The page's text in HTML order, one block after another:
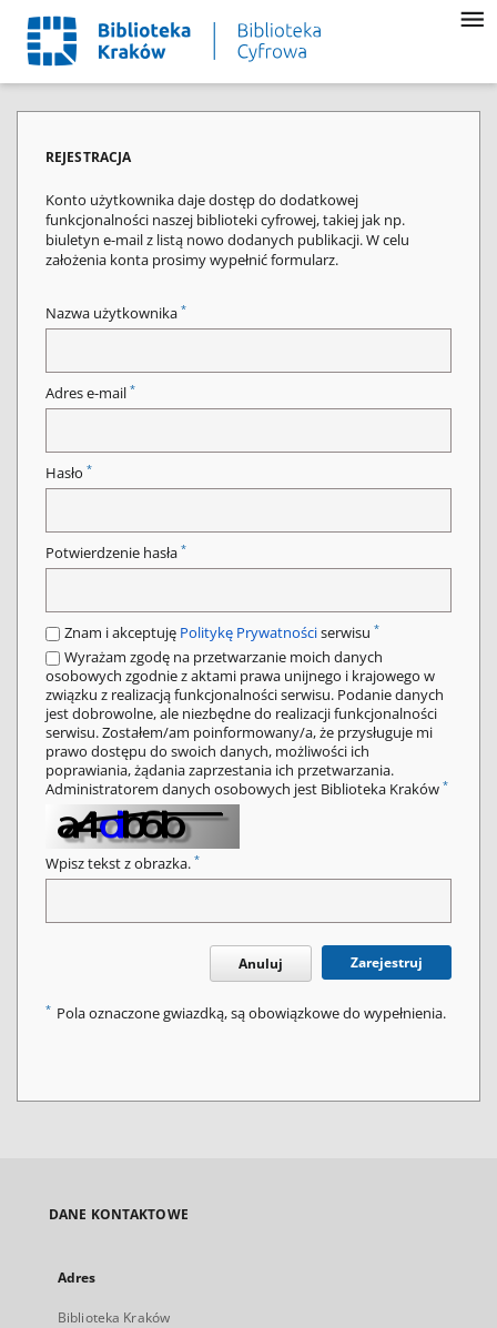
REJESTRACJA
Konto użytkownika daje dostęp do dodatkowej
funkcjonalności naszej biblioteki cyfrowej, takiej jak np.
biuletyn e-mail z listą nowo dodanych publikacji. W celu
założenia konta prosimy wypełnić formularz.
Nazwa użytkownika *
Adres e-mail *
Hasło *
Potwierdzenie hasła *
Znam i akceptuję Politykę Prywatnościserwisu *
Wyrażam zgodę na przetwarzanie moich danych
osobowych zgodnie z aktami prawa unijnego i krajowego w
związku z realizacją funkcjonalności serwisu. Podanie danych
jest dobrowolne, ale niezbędne do realizacji funkcjonalności
serwisu. Zostałem/am poinformowany/a, że przysługuje mi
prawo dostępu do swoich danych, możliwości ich
poprawiania, żądania zaprzestania ich przetwarzania.
Administratorem danych osobowych jest Biblioteka Kraków *
Wpisz tekst z obrazka. *
Anuluj Zarejestruj
* Pola oznaczone gwiazdką, są obowiązkowe do wypełnienia.
DANE KONTAKTOWE
Adres
Biblioteka Kraków